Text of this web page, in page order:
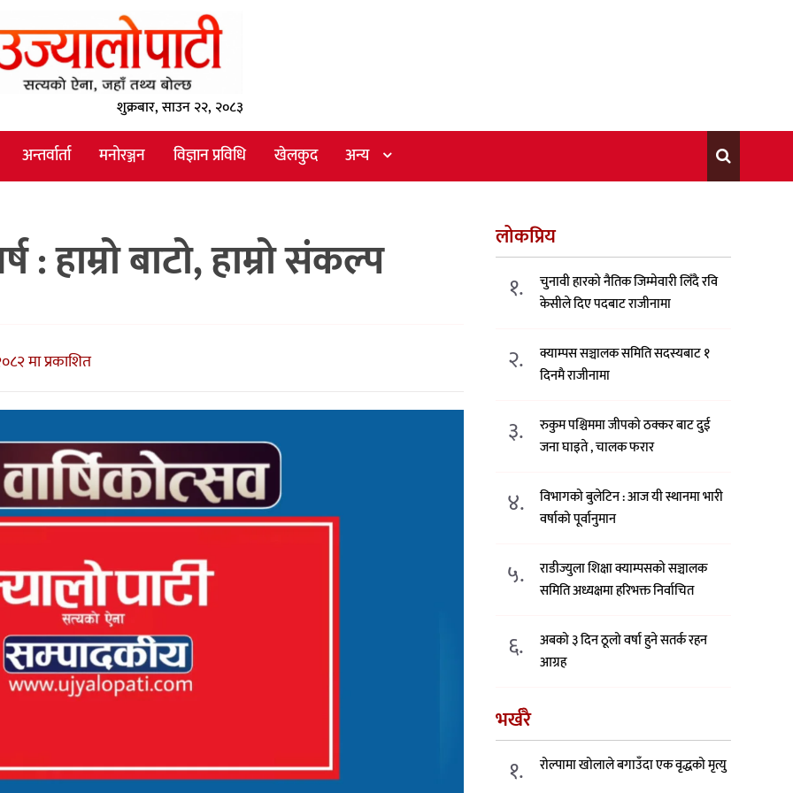
शुक्रबार, साउन २२, २०८३
अन्तर्वार्ता मनोरञ्जन विज्ञान प्रविधि खेलकुद अन्य
: हाम्रो बाटो, हाम्रो संकल्प
मा प्रकाशित
लोकप्रिय
१.
चुनावी हारको नैतिक जिम्मेवारी लिँदै रवि
केसीले दिए पदबाट राजीनामा
२.
क्याम्पस सञ्चालक समिति सदस्यबाट १
दिनमै राजीनामा
३.
रुकुम पश्चिममा जीपको ठक्कर बाट दुई
जना घाइते , चालक फरार
४.
विभागको बुलेटिन : आज यी स्थानमा भारी
वर्षाको पूर्वानुमान
५.
राडीज्युला शिक्षा क्याम्पसको सञ्चालक
समिति अध्यक्षमा हरिभक्त निर्वाचित
६.
अबको ३ दिन ठूलो वर्षा हुने सतर्क रहन
आग्रह
भर्खरै
१. रोल्पामा खोलाले बगाउँदा एक वृद्धको मृत्यु